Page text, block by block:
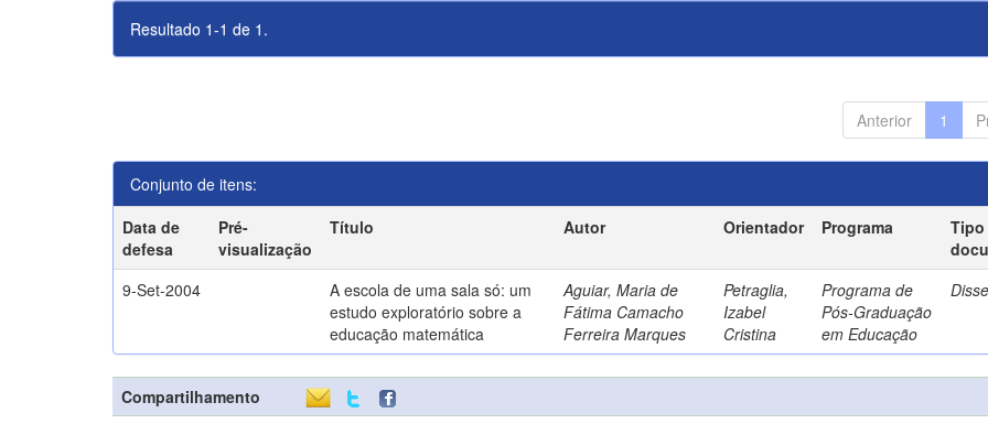
Resultado 1-1 de 1.
Anterior 1
Conjunto de itens:
Data de
defesa
Pré-
visualização
Título Autor Orientador Programa
Tipo
9-Set-2004
A escola de uma sala só: um
estudo exploratório sobre a
educação matemática
Aguiar, Maria de
Fátima Camacho
Ferreira Marques
Petraglia,
Izabel
Cristina
Programa de
Pós-Graduação
em Educação
Compartilhamento